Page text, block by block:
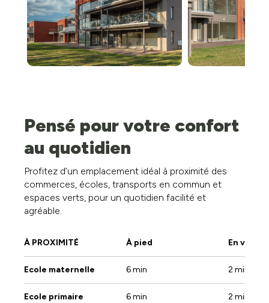
Pensé pour votre confort
au quotidien
Profitez d’un emplacement idéal à proximité des
commerces, écoles, transports en commun et
espaces verts, pour un quotidien facilité et
agréable.
À PROXIMITÉ À pied En
Ecole maternelle 6 min 2 min
Ecole primaire 6 min 2 min